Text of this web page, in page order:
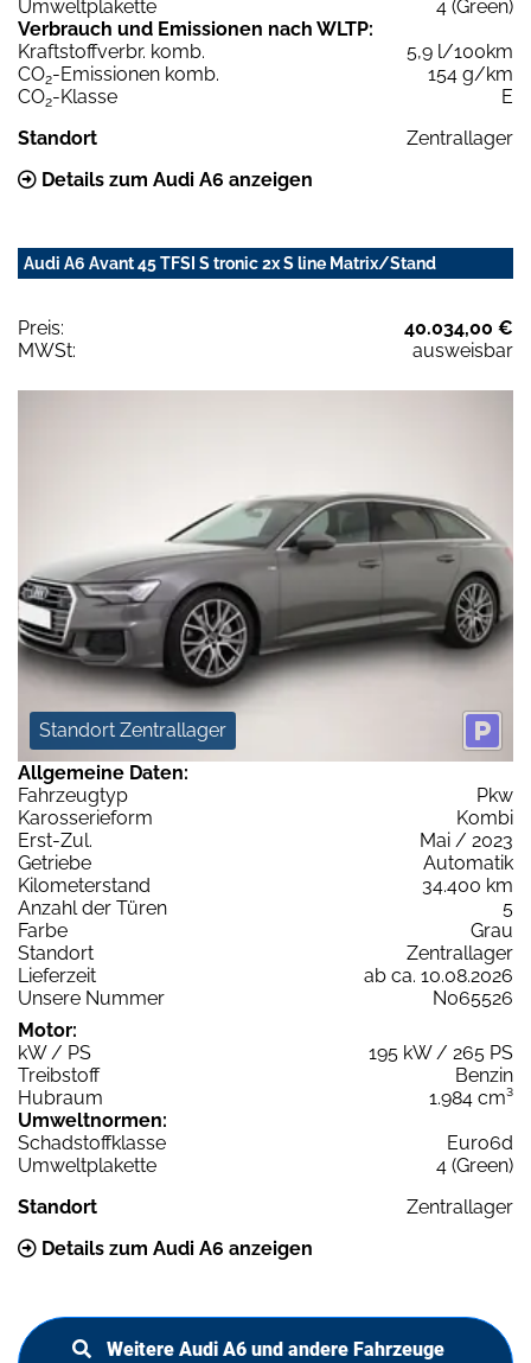
Umweltplakette
4 (Green)
Verbrauch und Emissionen nach WLTP:
Kraftstoffverbr. komb.
5,9 l/100km
CO2-Emissionen komb.
154 g/km
CO2-Klasse
E
Standort
Zentrallager
Details zum Audi A6 anzeigen
Audi A6 Avant 45 TFSI S tronic 2x S line Matrix/Stand
Preis:
40.034,00 €
MWSt:
ausweisbar
Standort Zentrallager
Allgemeine Daten:
Fahrzeugtyp
Pkw
Karosserieform
Kombi
Erst-Zul.
Mai / 2023
Getriebe
Automatik
Kilometerstand
34.400 km
Anzahl der Türen
5
Farbe
Grau
Standort
Zentrallager
Lieferzeit
ab ca. 10.08.2026
Unsere Nummer
N065526
Motor:
kW / PS
195 kW / 265 PS
Treibstoff
Benzin
Hubraum
1.984 cm³
Umweltnormen:
Schadstoffklasse
Euro6d
Umweltplakette
4 (Green)
Standort
Zentrallager
Details zum Audi A6 anzeigen
Weitere Audi A6 und andere Fahrzeuge